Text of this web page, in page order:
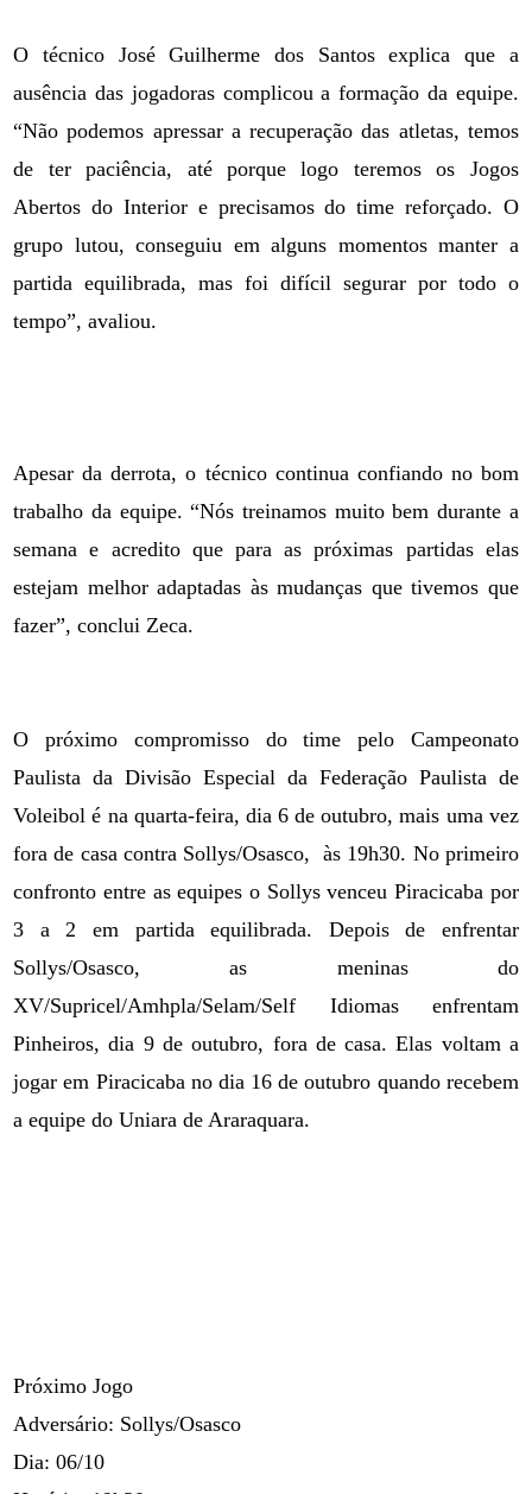
O técnico José Guilherme dos Santos explica que a
ausência das jogadoras complicou a formação da equipe.
“Não podemos apressar a recuperação das atletas, temos
de ter paciência, até porque logo teremos os Jogos
Abertos do Interior e precisamos do time reforçado. O
grupo lutou, conseguiu em alguns momentos manter a
partida equilibrada, mas foi difícil segurar por todo o
tempo”, avaliou.
Apesar da derrota, o técnico continua confiando no bom
trabalho da equipe. “Nós treinamos muito bem durante a
semana e acredito que para as próximas partidas elas
estejam melhor adaptadas às mudanças que tivemos que
fazer”, conclui Zeca.
O próximo compromisso do time pelo Campeonato
Paulista da Divisão Especial da Federação Paulista de
Voleibol é na quarta-feira, dia 6 de outubro, mais uma vez
fora de casa contra Sollys/Osasco, às 19h30. No primeiro
confronto entre as equipes o Sollys venceu Piracicaba por
3 a 2 em partida equilibrada. Depois de enfrentar
Sollys/Osasco, as meninas do
XV/Supricel/Amhpla/Selam/Self Idiomas enfrentam
Pinheiros, dia 9 de outubro, fora de casa. Elas voltam a
jogar em Piracicaba no dia 16 de outubro quando recebem
a equipe do Uniara de Araraquara.
Próximo Jogo
Adversário: Sollys/Osasco
Dia: 06/10